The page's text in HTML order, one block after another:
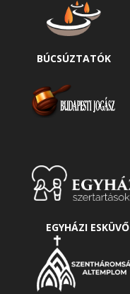
BÚCSÚZTATÓK
EGYHÁZI ESKÜVŐ